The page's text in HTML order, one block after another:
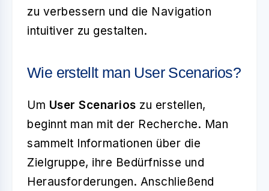
zu verbessern und die Navigation
intuitiver zu gestalten.
Wie erstellt man User Scenarios?
Um User Scenarios zu erstellen,
beginnt man mit der Recherche. Man
sammelt Informationen über die
Zielgruppe, ihre Bedürfnisse und
Herausforderungen. Anschließend